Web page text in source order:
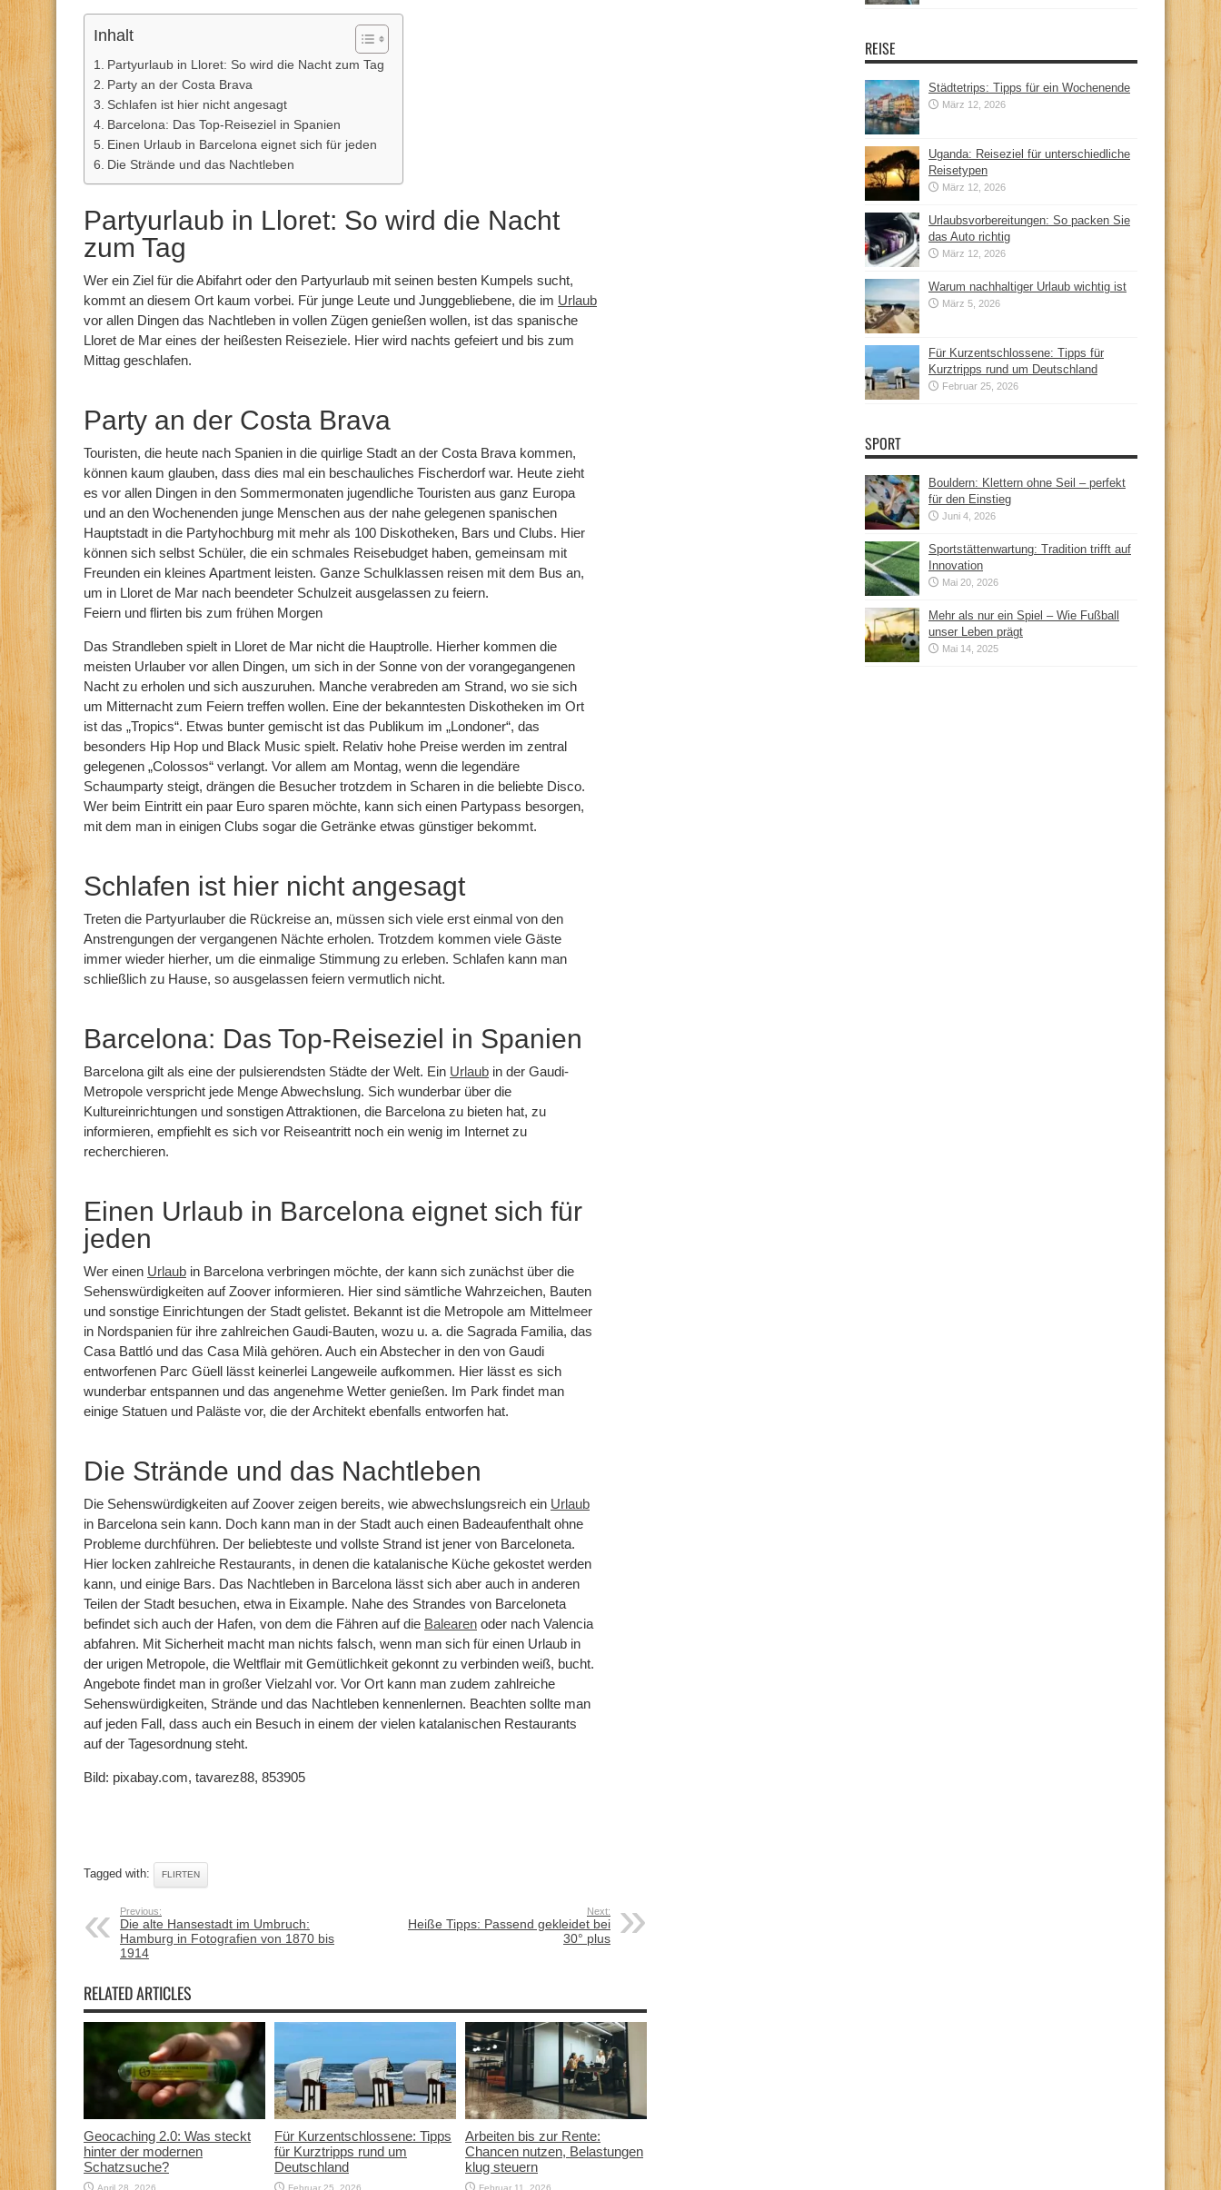
Inhalt
Partyurlaub in Lloret: So wird die Nacht zum Tag
Party an der Costa Brava
Schlafen ist hier nicht angesagt
Barcelona: Das Top-Reiseziel in Spanien
Einen Urlaub in Barcelona eignet sich für jeden
Die Strände und das Nachtleben
Partyurlaub in Lloret: So wird die Nacht
zum Tag
Wer ein Ziel für die Abifahrt oder den Partyurlaub mit seinen besten Kumpels sucht,
kommt an diesem Ort kaum vorbei. Für junge Leute und Junggebliebene, die im Urlaub
vor allen Dingen das Nachtleben in vollen Zügen genießen wollen, ist das spanische
Lloret de Mar eines der heißesten Reiseziele. Hier wird nachts gefeiert und bis zum
Mittag geschlafen.
Party an der Costa Brava
Touristen, die heute nach Spanien in die quirlige Stadt an der Costa Brava kommen,
können kaum glauben, dass dies mal ein beschauliches Fischerdorf war. Heute zieht
es vor allen Dingen in den Sommermonaten jugendliche Touristen aus ganz Europa
und an den Wochenenden junge Menschen aus der nahe gelegenen spanischen
Hauptstadt in die Partyhochburg mit mehr als 100 Diskotheken, Bars und Clubs. Hier
können sich selbst Schüler, die ein schmales Reisebudget haben, gemeinsam mit
Freunden ein kleines Apartment leisten. Ganze Schulklassen reisen mit dem Bus an,
um in Lloret de Mar nach beendeter Schulzeit ausgelassen zu feiern.
Feiern und flirten bis zum frühen Morgen
Das Strandleben spielt in Lloret de Mar nicht die Hauptrolle. Hierher kommen die
meisten Urlauber vor allen Dingen, um sich in der Sonne von der vorangegangenen
Nacht zu erholen und sich auszuruhen. Manche verabreden am Strand, wo sie sich
um Mitternacht zum Feiern treffen wollen. Eine der bekanntesten Diskotheken im Ort
ist das „Tropics“. Etwas bunter gemischt ist das Publikum im „Londoner“, das
besonders Hip Hop und Black Music spielt. Relativ hohe Preise werden im zentral
gelegenen „Colossos“ verlangt. Vor allem am Montag, wenn die legendäre
Schaumparty steigt, drängen die Besucher trotzdem in Scharen in die beliebte Disco.
Wer beim Eintritt ein paar Euro sparen möchte, kann sich einen Partypass besorgen,
mit dem man in einigen Clubs sogar die Getränke etwas günstiger bekommt.
Schlafen ist hier nicht angesagt
Treten die Partyurlauber die Rückreise an, müssen sich viele erst einmal von den
Anstrengungen der vergangenen Nächte erholen. Trotzdem kommen viele Gäste
immer wieder hierher, um die einmalige Stimmung zu erleben. Schlafen kann man
schließlich zu Hause, so ausgelassen feiern vermutlich nicht.
Barcelona: Das Top-Reiseziel in Spanien
Barcelona gilt als eine der pulsierendsten Städte der Welt. Ein Urlaub in der Gaudi-
Metropole verspricht jede Menge Abwechslung. Sich wunderbar über die
Kultureinrichtungen und sonstigen Attraktionen, die Barcelona zu bieten hat, zu
informieren, empfiehlt es sich vor Reiseantritt noch ein wenig im Internet zu
recherchieren.
Einen Urlaub in Barcelona eignet sich für
jeden
Wer einen Urlaub in Barcelona verbringen möchte, der kann sich zunächst über die
Sehenswürdigkeiten auf Zoover informieren. Hier sind sämtliche Wahrzeichen, Bauten
und sonstige Einrichtungen der Stadt gelistet. Bekannt ist die Metropole am Mittelmeer
in Nordspanien für ihre zahlreichen Gaudi-Bauten, wozu u. a. die Sagrada Familia, das
Casa Battló und das Casa Milà gehören. Auch ein Abstecher in den von Gaudi
entworfenen Parc Güell lässt keinerlei Langeweile aufkommen. Hier lässt es sich
wunderbar entspannen und das angenehme Wetter genießen. Im Park findet man
einige Statuen und Paläste vor, die der Architekt ebenfalls entworfen hat.
Die Strände und das Nachtleben
Die Sehenswürdigkeiten auf Zoover zeigen bereits, wie abwechslungsreich ein Urlaub
in Barcelona sein kann. Doch kann man in der Stadt auch einen Badeaufenthalt ohne
Probleme durchführen. Der beliebteste und vollste Strand ist jener von Barceloneta.
Hier locken zahlreiche Restaurants, in denen die katalanische Küche gekostet werden
kann, und einige Bars. Das Nachtleben in Barcelona lässt sich aber auch in anderen
Teilen der Stadt besuchen, etwa in Eixample. Nahe des Strandes von Barceloneta
befindet sich auch der Hafen, von dem die Fähren auf die Balearen oder nach Valencia
abfahren. Mit Sicherheit macht man nichts falsch, wenn man sich für einen Urlaub in
der urigen Metropole, die Weltflair mit Gemütlichkeit gekonnt zu verbinden weiß, bucht.
Angebote findet man in großer Vielzahl vor. Vor Ort kann man zudem zahlreiche
Sehenswürdigkeiten, Strände und das Nachtleben kennenlernen. Beachten sollte man
auf jeden Fall, dass auch ein Besuch in einem der vielen katalanischen Restaurants
auf der Tagesordnung steht.
Bild: pixabay.com, tavarez88, 853905
Tagged with: FLIRTEN
Previous:
Die alte Hansestadt im Umbruch:
Hamburg in Fotografien von 1870 bis
1914
Next:
Heiße Tipps: Passend gekleidet bei
30° plus
RELATED ARTICLES
Geocaching 2.0: Was steckt
hinter der modernen
Schatzsuche?
April 28, 2026
Für Kurzentschlossene: Tipps
für Kurztripps rund um
Deutschland
Februar 25, 2026
Arbeiten bis zur Rente:
Chancen nutzen, Belastungen
klug steuern
Februar 11, 2026
REISE
Städtetrips: Tipps für ein Wochenende
März 12, 2026
Uganda: Reiseziel für unterschiedliche
Reisetypen
März 12, 2026
Urlaubsvorbereitungen: So packen Sie
das Auto richtig
März 12, 2026
Warum nachhaltiger Urlaub wichtig ist
März 5, 2026
Für Kurzentschlossene: Tipps für
Kurztripps rund um Deutschland
Februar 25, 2026
SPORT
Bouldern: Klettern ohne Seil – perfekt
für den Einstieg
Juni 4, 2026
Sportstättenwartung: Tradition trifft auf
Innovation
Mai 20, 2026
Mehr als nur ein Spiel – Wie Fußball
unser Leben prägt
Mai 14, 2025